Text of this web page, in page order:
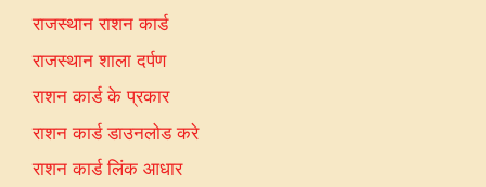
राजस्थान राशन कार्ड
राजस्थान शाला दर्पण
राशन कार्ड के प्रकार
राशन कार्ड डाउनलोड करे
राशन कार्ड लिंक आधार